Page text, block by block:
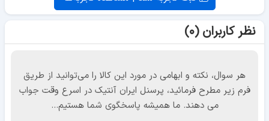
نظر کاربران (۰)
هر سوال، نکته و ابهامی در مورد این کالا را می‌توانید از طریق
فرم زیر مطرح فرمائید، پرسنل ایران آنتیک در اسرع وقت جواب
می دهند. ما همیشه پاسخگوی شما هستیم...